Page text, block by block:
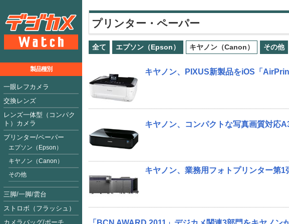
プリンター・ペーパー
全て エプソン（Epson） キヤノン（Canon） その他
キヤノン、PIXUS新製品をiOS「
キヤノン、コンパクトな写真画質対応
キヤノン、業務用フォトプリンター第1
製品種別
一眼レフカメラ
交換レンズ
レンズ一体型（コンパク
ト）カメラ
プリンター/ペーパー
エプソン（Epson）
キヤノン（Canon）
その他
三脚/一脚/雲台
ストロボ（フラッシュ）
カメラバッグ/ポーチ